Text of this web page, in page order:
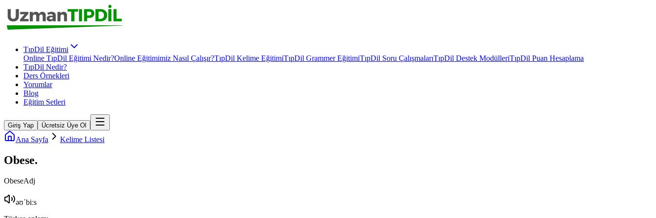
TıpDil Eğitimi
Online TıpDil Eğitimi Nedir?Online Eğitimimiz Nasıl Çalışır?TıpDil Kelime EğitimiTıpDil Grammer EğitimiTıpDil Soru ÇalışmalarıTıpDil Destek ModülleriTıpDil Puan Hesaplama
TıpDil Nedir?
Ders Örnekleri
Yorumlar
Blog
Eğitim Setleri
Giriş Yap Ücretsiz Üye Ol
Ana Sayfa Kelime Listesi
Obese.
ObeseAdj
əʊˈbiːs